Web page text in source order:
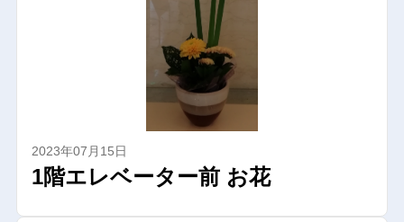
2023年07月15日
1階エレベーター前 お花